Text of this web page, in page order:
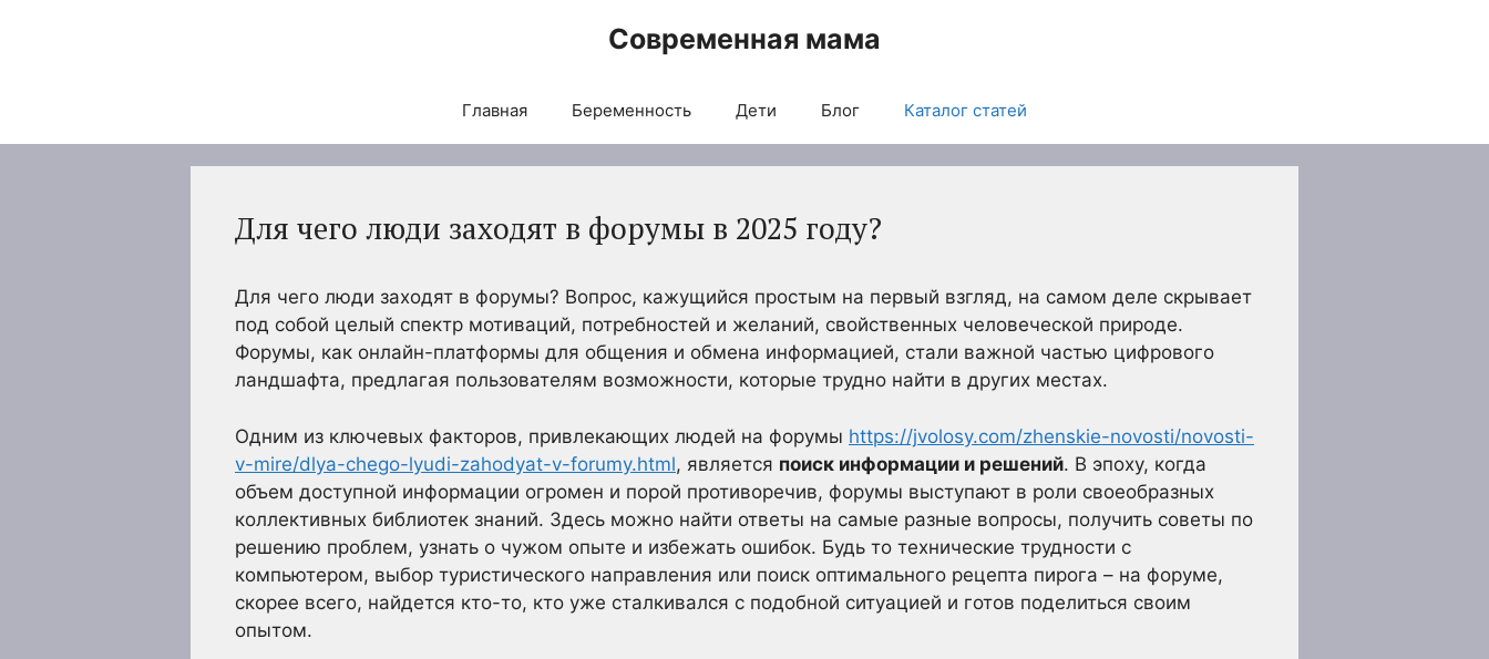
Современная мама
Главная Беременность Дети Блог Каталог статей
Для чего люди заходят в форумы в 2025 году?
Для чего люди заходят в форумы? Вопрос, кажущийся простым на первый взгляд, на самом деле скрывает
под собой целый спектр мотиваций, потребностей и желаний, свойственных человеческой природе.
Форумы, как онлайн-платформы для общения и обмена информацией, стали важной частью цифрового
ландшафта, предлагая пользователям возможности, которые трудно найти в других местах.
Одним из ключевых факторов, привлекающих людей на форумы https://jvolosy.com/zhenskie-novosti/novosti-
v-mire/dlya-chego-lyudi-zahodyat-v-forumy.html, является поиск информации и решений. В эпоху, когда
объем доступной информации огромен и порой противоречив, форумы выступают в роли своеобразных
коллективных библиотек знаний. Здесь можно найти ответы на самые разные вопросы, получить советы по
решению проблем, узнать о чужом опыте и избежать ошибок. Будь то технические трудности с
компьютером, выбор туристического направления или поиск оптимального рецепта пирога – на форуме,
скорее всего, найдется кто-то, кто уже сталкивался с подобной ситуацией и готов поделиться своим
опытом.